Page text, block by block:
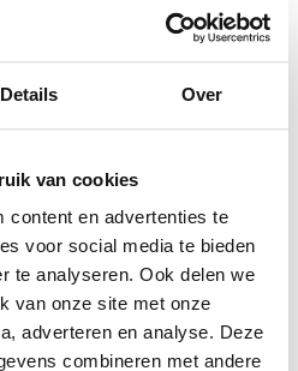
Details Over
van cookies
content en advertenties te
voor social media te bieden
te analyseren. Ook delen we
van onze site met onze
adverteren en analyse. Deze
combineren met andere
hun kind staan. Scholen in
en Delfgauw doen
week. Daar staat ook